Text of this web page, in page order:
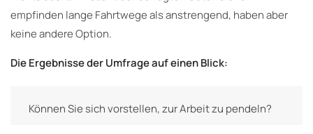
empfinden lange Fahrtwege als anstrengend, haben aber
keine andere Option.
DieErgebnisse der Umfrage auf einen Blick:
Können Sie sich vorstellen, zur Arbeit zu pendeln?